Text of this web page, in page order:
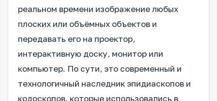
реальном времени изображение любых
плоских или объёмных объектов и
передавать его на проектор,
интерактивную доску, монитор или
компьютер. По сути, это современный и
технологичный наследник эпидиаскопов и
кодоскопов, которые использовались в